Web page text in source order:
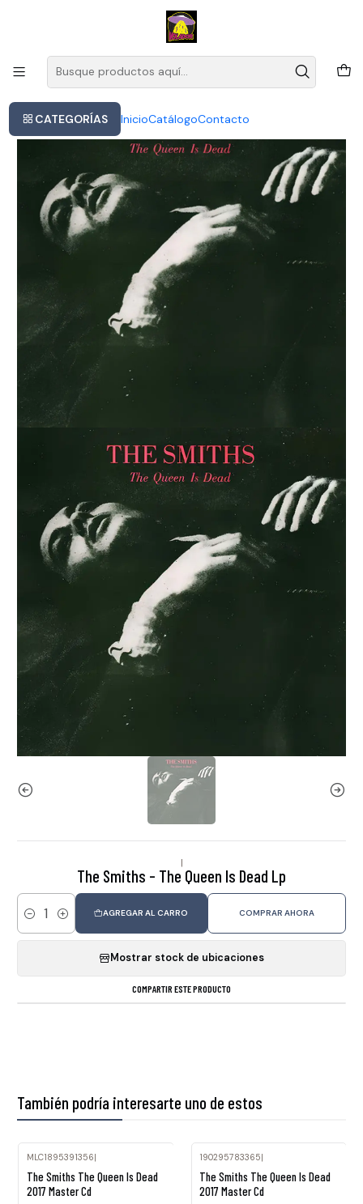
CATEGORÍAS InicioCatálogoContacto
Este es el texto del slide
|
The Smiths - The Queen Is Dead Lp
Cantidad
AGREGAR AL CARRO COMPRAR AHORA
Mostrar stock de ubicaciones
COMPARTIR ESTE PRODUCTO
También podría interesarte uno de estos
MLC1895391356|
The Smiths The Queen Is Dead
2017 Master Cd
190295783365|
The Smiths The Queen Is Dead
2017 Master Cd